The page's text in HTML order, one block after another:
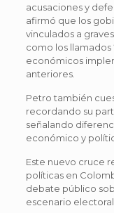
acusaciones y
afirmó que los
vinculados a
como los llamados
económicos
anteriores.
Petro también
recordando su
señalando
económico y
Este nuevo cruce
políticas en
debate público
escenario electoral